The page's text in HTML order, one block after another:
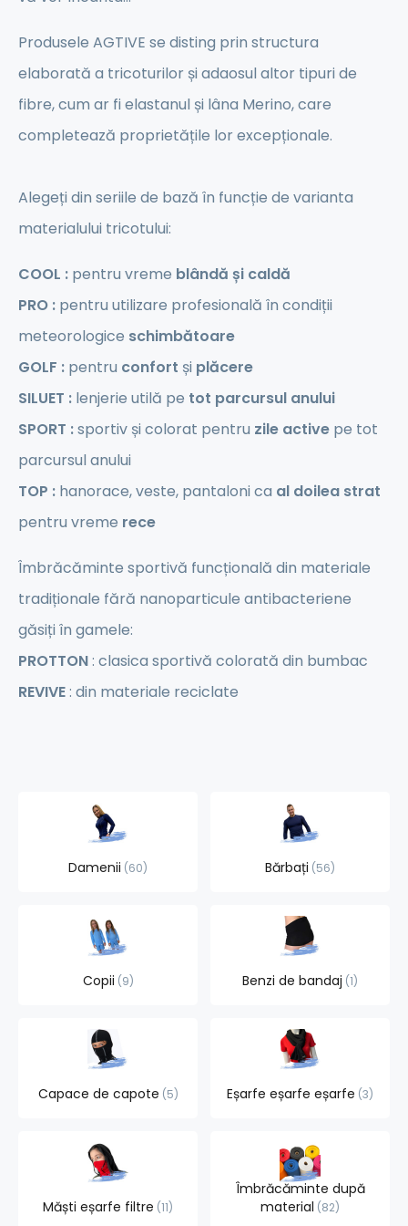
Produsele AGTIVE se disting prin structura
elaborată a tricoturilor și adaosul altor tipuri de
fibre, cum ar fi elastanul și lâna Merino, care
completează proprietățile lor excepționale.
Alegeți din seriile de bază în funcție de varianta
materialului tricotului:
COOL : pentru vreme blândă și caldă
PRO : pentru utilizare profesională în condiții
meteorologice schimbătoare
GOLF : pentru confort și plăcere
SILUET : lenjerie utilă pe tot parcursul anului
SPORT :sportiv și colorat pentru zile active pe tot
parcursul anului
TOP : hanorace, veste, pantaloni ca al doilea strat
pentru vreme rece
Îmbrăcăminte sportivă funcțională din materiale
tradiționale fără nanoparticule antibacteriene
găsiți în gamele:
PROTTON: clasica sportivă colorată din bumbac
REVIVE: din materiale reciclate
Damenii 60 Bărbați 56
Copii 9 Benzi de bandaj 1
Capace de capote 5 Eșarfe eșarfe eșarfe 3
Măști eșarfe filtre 11
Îmbrăcăminte după
material 82